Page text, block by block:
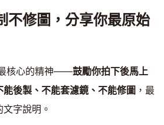
不修圖，分享你最原始
核心的精神——鼓勵你拍下後馬上
能後製、不能套濾鏡、不能修圖 ，最
字說明。